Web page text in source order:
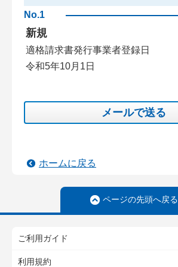
No.1
新規
適格請求書発行事業者登録日
令和5年10月1日
メールで送る
ホームに戻る
ページの先頭へ戻る
ご利用ガイド
利用規約